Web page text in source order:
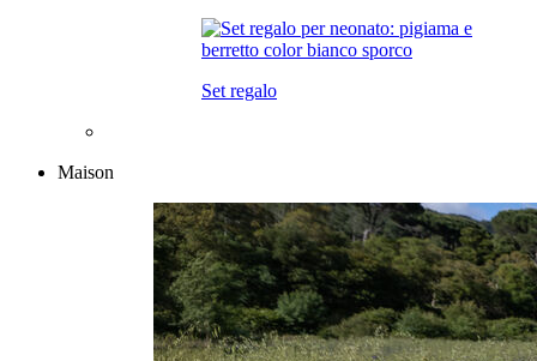
Set regalo
Maison